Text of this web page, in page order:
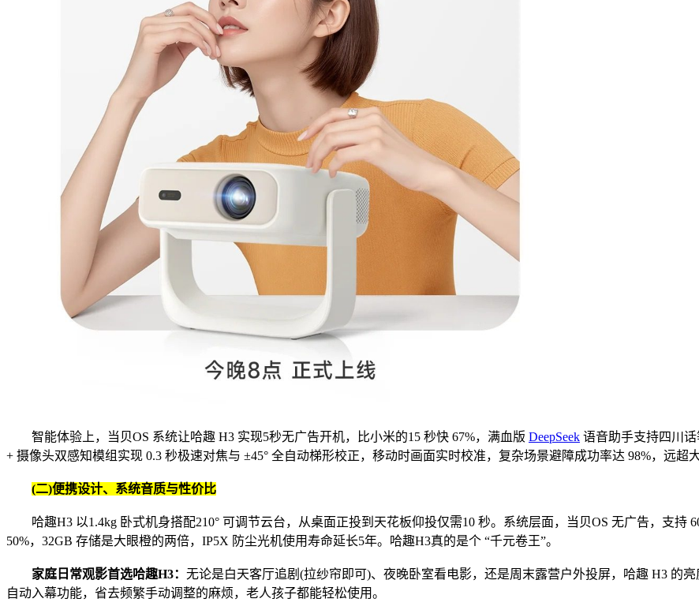
智能体验上，当贝OS 系统让哈趣 H3 实现5秒无广告开机，比小米的15 秒快 67%，满血版 DeepSeek 语音助手支持四川
+ 摄像头双感知模组实现 0.3 秒极速对焦与 ±45° 全自动梯形校正，移动时画面实时校准，复杂场景避障成功率达 98%，远超大
(二)便携设计、系统音质与性价比
哈趣H3 以1.4kg 卧式机身搭配210° 可调节云台，从桌面正投到天花板仰投仅需10 秒。系统层面，当贝OS 无广告，支持
50%，32GB 存储是大眼橙的两倍，IP5X 防尘光机使用寿命延长5年。哈趣H3真的是个 “千元卷王”。
家庭日常观影首选哈趣H3： 无论是白天客厅追剧(拉纱帘即可)、夜晚卧室看电影，还是周末露营户外投屏，哈趣 H3 的
自动入幕功能，省去频繁手动调整的麻烦，老人孩子都能轻松使用。